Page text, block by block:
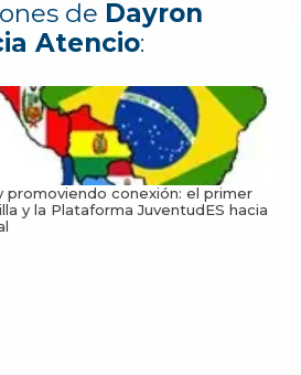
de Dayron
Atencio:
promoviendo conexión: el primer
y la Plataforma JuventudES hacia